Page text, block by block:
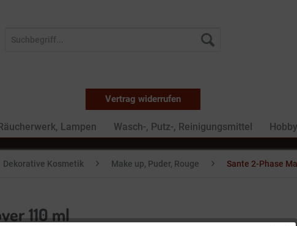
Vertrag widerrufen
Lampen Wasch-, Putz-, Reinigungsmittel
Dekorative Kosmetik Make up, Puder, Rouge Sante 2-Phase
110 ml